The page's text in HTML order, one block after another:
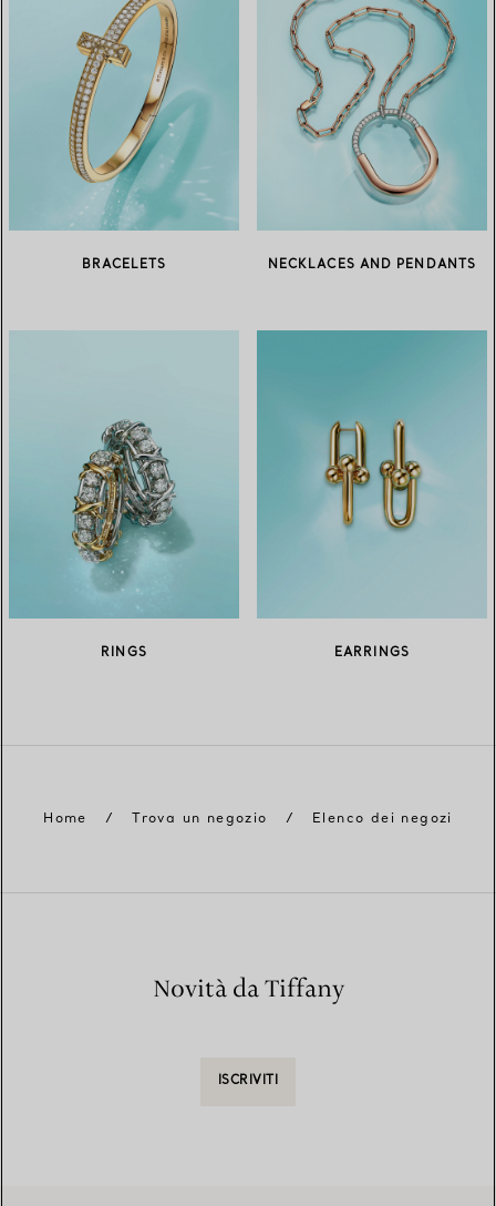
BRACELETS NECKLACES AND PENDANTS
RINGS EARRINGS
Home / Trova un negozio / Elenco dei negozi
Novità da Tiffany
ISCRIVITI